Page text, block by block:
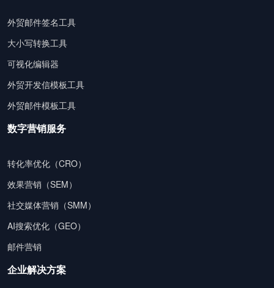
外贸邮件签名工具
大小写转换工具
可视化编辑器
外贸开发信模板工具
外贸邮件模板工具
数字营销服务
转化率优化（CRO）
效果营销（SEM）
社交媒体营销（SMM）
AI搜索优化（GEO）
邮件营销
企业解决方案